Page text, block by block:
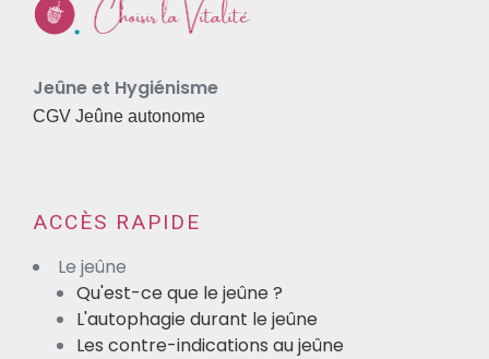
Jeûne et Hygiénisme
CGV Jeûne autonome
ACCÈS RAPIDE
Le jeûne
Qu'est-ce que le jeûne ?
L'autophagie durant le jeûne
Les contre-indications au jeûne